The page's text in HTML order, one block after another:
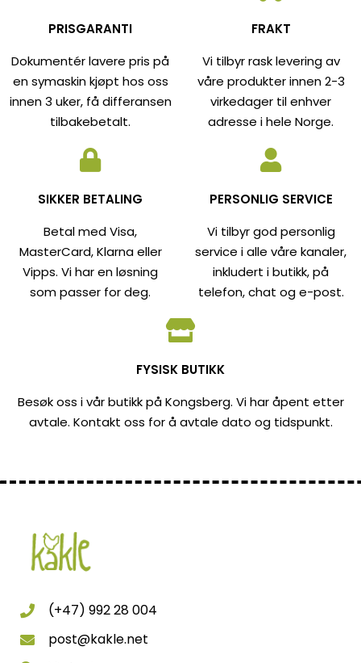
PRISGARANTI
Dokumentér lavere pris på
en symaskin kjøpt hos oss
innen 3 uker, få differansen
tilbakebetalt.
FRAKT
Vi tilbyr rask levering av
våre produkter innen 2-3
virkedager til enhver
adresse i hele Norge.
SIKKER BETALING
Betal med Visa,
MasterCard, Klarna eller
Vipps. Vi har en løsning
som passer for deg.
PERSONLIG SERVICE
Vi tilbyr god personlig
service i alle våre kanaler,
inkludert i butikk, på
telefon, chat og e-post.
FYSISK BUTIKK
Besøk oss i vår butikk på Kongsberg. Vi har åpent etter
avtale. Kontakt oss for å avtale dato og tidspunkt.
(+47) 992 28 004
post@kakle.net